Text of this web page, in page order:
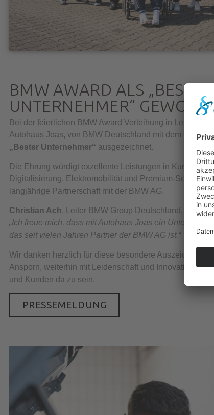
BMW AWARD ALS „BESTER
UNTERNEHMER“
Bei der feierlichen BMW Award Verleihung in Leipzig
Autohaus Joas, von BMW Deutschland mit dem
„Bester Unternehmer“ ausgezeichnet.
Die Ehrung würdigt exzellente Leistungen in
Digitalisierung, Elektromobilität und Premium-Service –
langjährige Partnerschaft mit der BMW AG.
Christian Ach, Leiter BMW Group Deutschland, sagte
„Ich freue mich, dass mit Autohaus Joas ein
das seit vielen Jahren Partner der BMW AG ist.“
Wir danken herzlich für diese besondere Auszeichnung
Ansporn, weiterhin mit Leidenschaft und
und Kunden da zu sein.
PRESSEMELDUNG